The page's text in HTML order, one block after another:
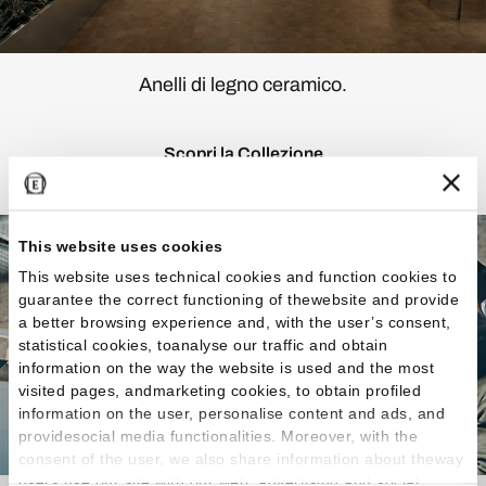
This website uses cookies
This website uses technical cookies and function cookies to
guarantee the correct functioning of thewebsite and provide
a better browsing experience and, with the user’s consent,
statistical cookies, toanalyse our traffic and obtain
information on the way the website is used and the most
visited pages, andmarketing cookies, to obtain profiled
information on the user, personalise content and ads, and
providesocial media functionalities. Moreover, with the
consent of the user, we also share information about theway
users use our site with our web, advertising and social
Anelli di legno ceramico.
Scopri la Collezione